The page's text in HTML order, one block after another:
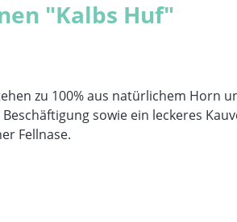
"Kalbs Huf"
zu 100% aus natürlichem
sowie ein leckeres
Fellnase.